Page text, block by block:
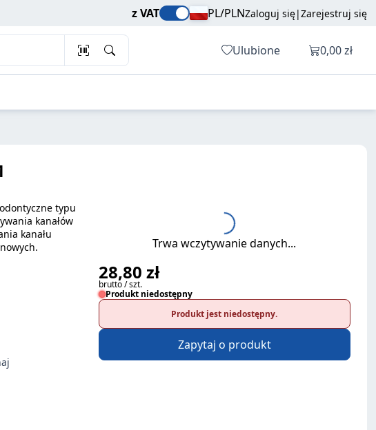
z VAT PL/PLNZaloguj się|Zarejestruj się
Ulubione Otwórz
0,00 zł
brutto / szt. Dodaj do koszyka
typu
kanałów
kanału
Trwa wczytywanie danych...
28,80 zł
brutto / szt.
Produkt niedostępny
Produkt jest niedostępny.
Zapytaj o produkt